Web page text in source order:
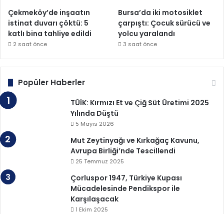
Çekmeköy’de inşaatın
istinat duvarı çöktü: 5
katlı bina tahliye edildi
2 saat önce
Bursa’da iki motosiklet
çarpıştı: Çocuk sürücü ve
yolcu yaralandı
3 saat önce
Popüler Haberler
TÜİK: Kırmızı Et ve Çiğ Süt Üretimi 2025
Yılında Düştü
5 Mayıs 2026
Mut Zeytinyağı ve Kırkağaç Kavunu,
Avrupa Birliği’nde Tescillendi
25 Temmuz 2025
Çorluspor 1947, Türkiye Kupası
Mücadelesinde Pendikspor ile
Karşılaşacak
1 Ekim 2025